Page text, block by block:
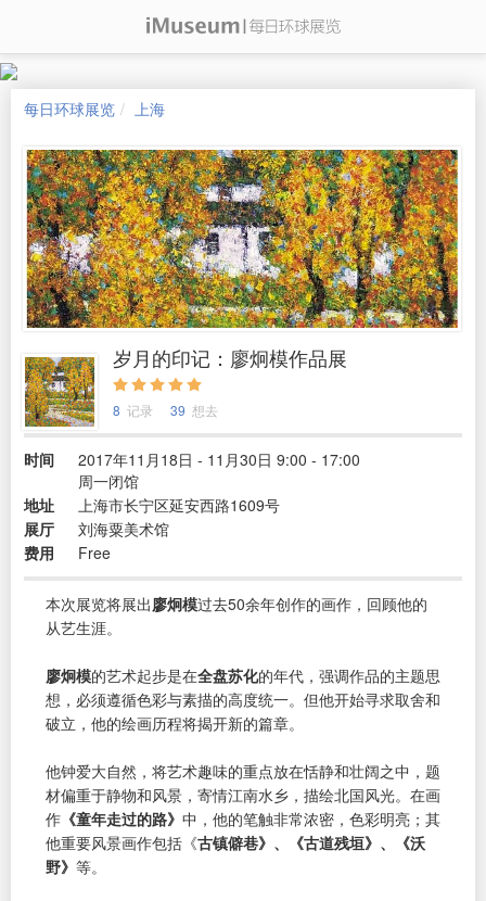
每日环球展览 上海
岁月的印记：廖炯模作品展
8 记录 39 想去
时间
2017年11月18日 - 11月30日 9:00 - 17:00
周一闭馆
地址
上海市长宁区延安西路1609号
展厅
刘海粟美术馆
费用
Free
本次展览将展出廖炯模过去50余年创作的画作，回顾他的
从艺生涯。
廖炯模的艺术起步是在全盘苏化的年代，强调作品的主题思
想，必须遵循色彩与素描的高度统一。但他开始寻求取舍和
破立，他的绘画历程将揭开新的篇章。
他钟爱大自然，将艺术趣味的重点放在恬静和壮阔之中，题
材偏重于静物和风景，寄情江南水乡，描绘北国风光。在画
作 《童年走过的路》 中，他的笔触非常浓密，色彩明亮；其
他重要风景画作包括《古镇僻巷》、《古道残垣》、《沃
野》 等。